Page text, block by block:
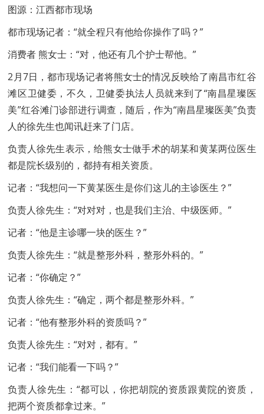
图源：江西都市现场
都市现场记者：“就全程只有他给你操作了吗？”
消费者 熊女士：“对，他还有几个护士帮他。”
2月7日，都市现场记者将熊女士的情况反映给了南昌市红谷
滩区卫健委，不久，卫健委执法人员就来到了“南昌星璨医
美”红谷滩门诊部进行调查，随后，作为“南昌星璨医美”负责
人的徐先生也闻讯赶来了门店。
负责人徐先生表示，给熊女士做手术的胡某和黄某两位医生
都是院长级别的，都持有相关资质。
记者：“我想问一下黄某医生是你们这儿的主诊医生？”
负责人徐先生：“对对对，也是我们主治、中级医师。”
记者：“他是主诊哪一块的医生？”
负责人徐先生：“就是整形外科，整形外科的。”
记者：“你确定？”
负责人徐先生：“确定，两个都是整形外科。”
记者：“他有整形外科的资质吗？”
负责人徐先生：“对对，都有。”
记者：“我们能看一下吗？”
负责人徐先生：“都可以，你把胡院的资质跟黄院的资质，
把两个资质都拿过来。”